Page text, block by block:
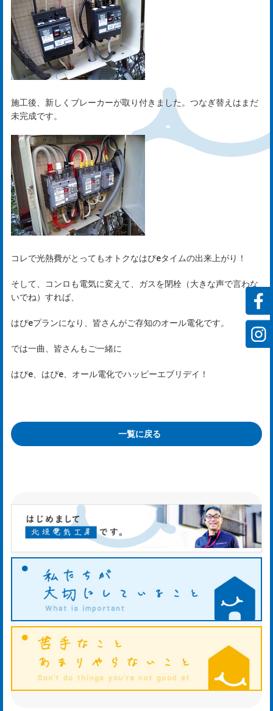
施工後、新しくブレーカーが取り付きました。つなぎ替えはまだ
未完成です。
コレで光熱費がとってもオトクなはぴeタイムの出来上がり！
そして、コンロも電気に変えて、ガスを閉栓（大きな声で言わな
いでね）すれば、
はぴeプランになり、皆さんがご存知のオール電化です。
では一曲、皆さんもご一緒に
はぴe、はぴe、オール電化でハッピーエブリデイ！
一覧に戻る